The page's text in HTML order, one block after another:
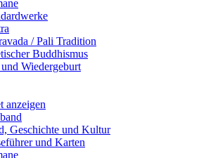
/ Pali Tradition
Buddhismus
Wiedergeburt
anzeigen
Geschichte und Kultur
und Karten